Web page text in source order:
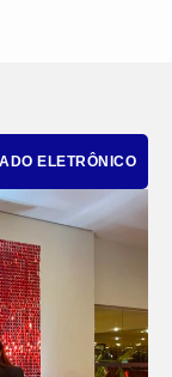
ELETRÔNICO